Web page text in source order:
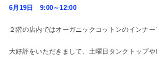
6月19日 9:00～12:00
２階の店内ではオーガニックコットンのインナー
大好評をいただきまして、土曜日タンクトップや